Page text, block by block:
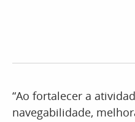
“Ao fortalecer a
navegabilidade,